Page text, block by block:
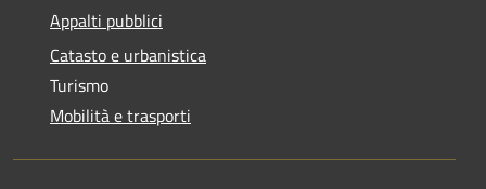
Appalti pubblici
Catasto e urbanistica
Turismo
Mobilità e trasporti